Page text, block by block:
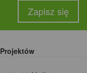
Zapisz się